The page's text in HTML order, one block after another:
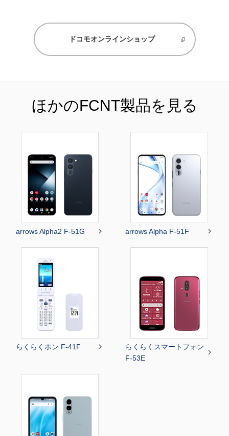
ドコモオンラインショップ
ほかのFCNT製品を見る
arrows Alpha2 F-51G  arrows Alpha F-51F 
らくらくホン F-41F 
らくらくスマートフォン
F-53E
